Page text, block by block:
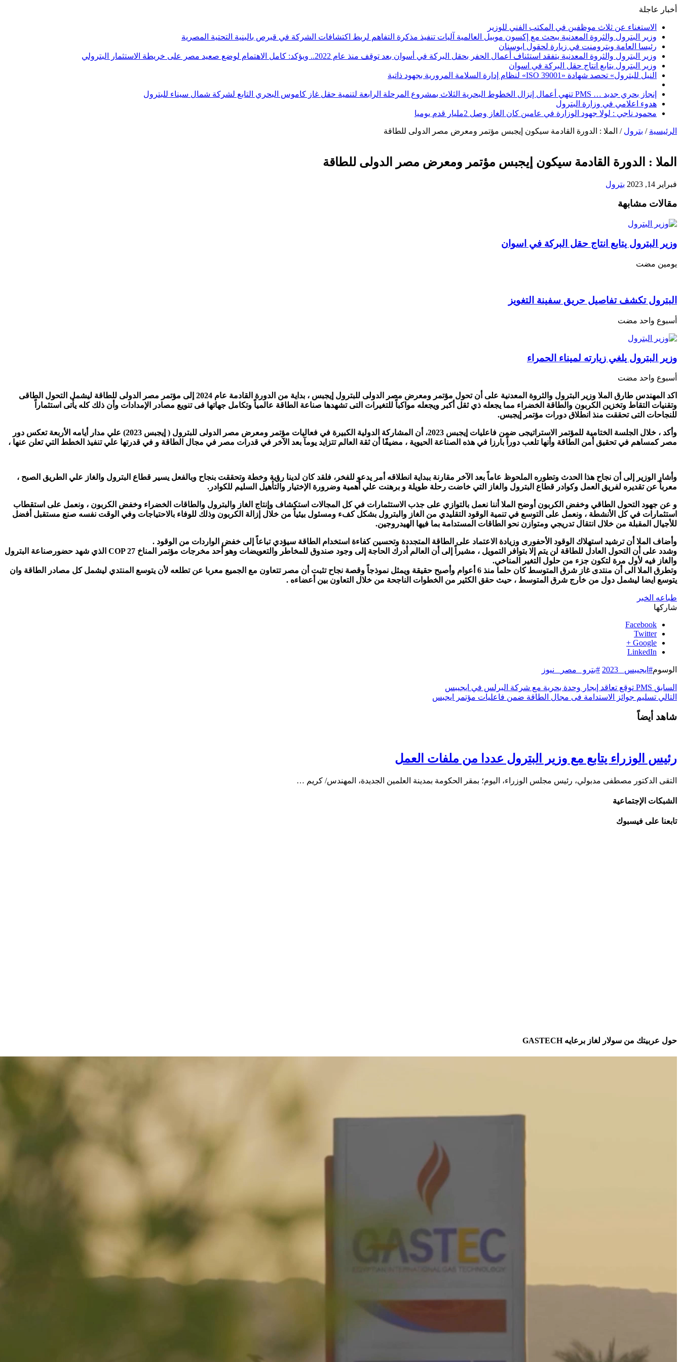
أخبار عاجلة
الاستغناء عن ثلاث موظفين في المكتب الفني للوزير
وزير البترول والثروة المعدنية يبحث مع إكسون موبيل العالمية آليات تنفيذ مذكرة التفاهم لربط اكتشافات الشركة في قبرص بالبنية التحتية المصرية
رئيسا العامة وبترومنت في زيارة لحقول ابوسنان
وزير البترول والثروة المعدنية يتفقد استئناف أعمال الحفر بحقل البركة في أسوان بعد توقف منذ عام 2022.. ويؤكد: كامل الاهتمام لوضع صعيد مصر على خريطة الاستثمار البترولي
وزير البترول يتابع انتاج حقل البركة في اسوان
النيل للبترول» تحصد شهادة «ISO 39001» لنظام إدارة السلامة المرورية بجهود ذاتية
إنجاز بحري جديد … PMS تنهي أعمال إنزال الخطوط البحرية الثلاث بمشروع المرحلة الرابعة لتنمية حقل غاز كاموس البحري التابع لشركة شمال سيناء للبترول
هدوء اعلامي في وزارة البترول
محمود ناجي : لولا جهود الوزارة في عامين كان الغاز وصل 2مليار قدم يوميا
الرئيسية / بترول / الملا : الدورة القادمة سيكون إيجبس مؤتمر ومعرض مصر الدولى للطاقة
الملا : الدورة القادمة سيكون إيجبس مؤتمر ومعرض مصر الدولى للطاقة
فبراير 14, 2023 بترول
مقالات مشابهة
وزير البترول يتابع انتاج حقل البركة في اسوان
‏يومين مضت
البترول تكشف تفاصيل حريق سفينة التغويز
‏أسبوع واحد مضت
وزير البترول يلغي زيارته لميناء الحمراء
‏أسبوع واحد مضت
اكد المهندس طارق الملا وزير البترول والثروة المعدنية على أن تحول مؤتمر ومعرض مصر الدولى للبترول إيجبس ، بداية من الدورة القادمة عام 2024 إلى مؤتمر مصر الدولى للطاقة ليشمل التحول الطاقى
وتقنيات التقاط وتخزين الكربون والطاقة الخضراء مما يجعله ذي ثقل أكبر ويجعله مواكباً للتغيرات التى تشهدها صناعة الطاقة عالمياً وتكامل جهاتها فى تنويع مصادر الإمدادات وأن ذلك كله يأتى استثماراً
للنجاحات التى تحققت منذ انطلاق دورات مؤتمر إيجبس.
وأكد ، خلال الجلسة الختامية للمؤتمر الاستراتيجى ضمن فاعليات إيجبس 2023، أن المشاركة الدولية الكبيرة في فعاليات مؤتمر ومعرض مصر الدولى للبترول ( إيجبس 2023) علي مدار أيامه الأربعة تعكس دور
مصر كمساهم في تحقيق أمن الطاقة وأنها تلعب دوراً بارزا في هذه الصناعة الحيوية ، مضيفًا أن ثقة العالم تتزايد يومآ بعد الآخر في قدرات مصر في مجال الطاقة و في قدرتها علي تنفيذ الخطط التي تعلن عنها ،
وأشار الوزير إلى أن نجاح هذا الحدث وتطوره الملحوظ عاماً بعد الآخر مقارنة ببداية انطلاقه أمر يدعو للفخر، فلقد كان لدينا رؤية وخطة وتحققت بنجاح وبالفعل يسير قطاع البترول والغاز علي الطريق الصبح ،
معرباً عن تقديره لفريق العمل وكوادر قطاع البترول والغاز التي خاضت رحلة طويلة و برهنت علي أهمية وضرورة الإختيار والتأهيل السليم للكوادر.
و عن جهود التحول الطاقي وخفض الكربون أوضح الملا أننا نعمل بالتوازي على جذب الاستثمارات في كل المجالات استكشاف وإنتاج الغاز والبترول والطاقات الخضراء وخفض الكربون ، ونعمل على استقطاب
استثمارات في كل الأنشطة ، ونعمل على التوسع في تنمية الوقود التقليدي من الغاز والبترول بشكل كفء ومسئول بيئياً من خلال إزالة الكربون وذلك للوفاء بالاحتياجات وفي الوقت نفسه صنع مستقبل أفضل
للأجيال المقبلة من خلال انتقال تدريجي ومتوازن نحو الطاقات المستدامة بما فيها الهيدروجين.
وأضاف الملا أن ترشيد استهلاك الوقود الأحفورى وزيادة الاعتماد على الطاقة المتجددة وتحسين كفاءة استخدام الطاقة سيؤدي تباعاً إلى خفض الواردات من الوقود .
وشدد على أن التحول العادل للطاقة لن يتم إلا بتوافر التمويل ، مشيراً إلى أن العالم أدرك الحاجة إلى وجود صندوق للمخاطر والتعويضات وهو أحد مخرجات مؤتمر المناخ COP 27 الذي شهد حضورصناعة البترول
والغاز فيه لأول مرة لتكون جزء من حلول التغير المناخي.
وتطرق الملا الى أن منتدى غاز شرق المتوسط كان حلما منذ 6 أعوام وأصبح حقيقة ويمثل نموذجاً وقصة نجاح تثبت أن مصر تتعاون مع الجميع معربا عن تطلعه لأن يتوسع المنتدي ليشمل كل مصادر الطاقة وان
يتوسع ايضا ليشمل دول من خارج شرق المتوسط ، حيث حقق الكثير من الخطوات الناجحة من خلال التعاون بين أعضاءه .
طباعه الخبر
شاركها
Facebook
Twitter
Google +
LinkedIn
الوسوم#ايجيبس_ 2023 #بترو _مصر_ نيوز
السابق
التالي تسليم جوائز الاستدامة فى مجال الطاقة ضمن فاعليات مؤتمر ايجبس
شاهد أيضاً
رئيس الوزراء يتابع مع وزير البترول عددا من ملفات العمل
التقى الدكتور مصطفى مدبولي، رئيس مجلس الوزراء، اليوم؛ بمقر الحكومة بمدينة العلمين الجديدة، المهندس/ كريم …
الشبكات الإجتماعية
تابعنا على فيسبوك
حول عربيتك من سولار لغاز برعايه GASTECH